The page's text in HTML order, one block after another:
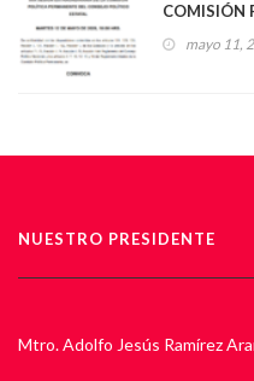
COMISIÓN
CONSEJO
mayo 11,
NUESTRO PRESIDENTE
Mtro. Adolfo Jesús Ramírez